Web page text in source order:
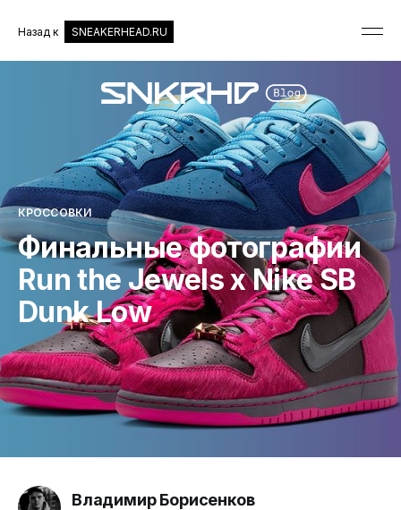
Назад к SNEAKERHEAD.RU
КРОССОВКИ
Финальные фотографии
Run the Jewels x Nike SB
Dunk Low
Владимир Борисенков